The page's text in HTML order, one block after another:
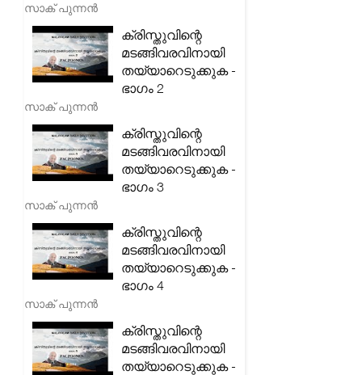
സാക് പുന്നൻ
ക്രിസ്തുവിന്റെ
മടങ്ങിവരവിനായി
തയ്യാറെടുക്കുക -
ഭാഗം 2
സാക് പുന്നൻ
ക്രിസ്തുവിന്റെ
മടങ്ങിവരവിനായി
തയ്യാറെടുക്കുക -
ഭാഗം 3
സാക് പുന്നൻ
ക്രിസ്തുവിന്റെ
മടങ്ങിവരവിനായി
തയ്യാറെടുക്കുക -
ഭാഗം 4
സാക് പുന്നൻ
ക്രിസ്തുവിന്റെ
മടങ്ങിവരവിനായി
തയ്യാറെടുക്കുക -